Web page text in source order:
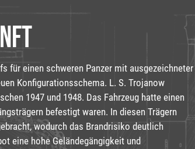
für einen schweren Panzer mit ausgezeichneter
Konfigurationsschema. L. S. Trojanow
1947 und 1948. Das Fahrzeug hatte einen
befestigt waren. In diesen Trägern
wodurch das Brandrisiko deutlich
eine hohe Geländegängigkeit und